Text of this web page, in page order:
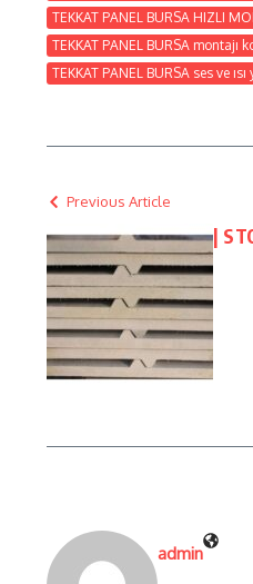
TEKKAT PANEL BURSA HIZLI
TEKKAT PANEL BURSA montajı
TEKKAT PANEL BURSA ses ve ısı
Previous Article
|
admin